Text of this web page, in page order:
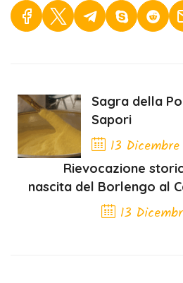
Sagra della
Sapori
13
Previous
Rievocazione
nascita del Borlengo al
13